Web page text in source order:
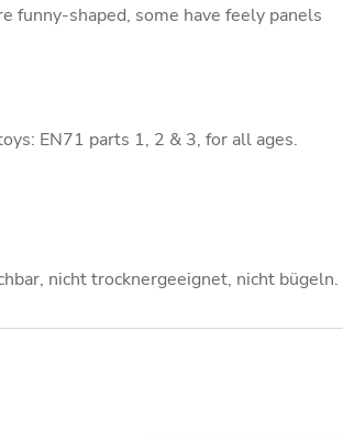
funny-shaped, some have feely panels
EN71 parts 1, 2 & 3, for all ages.
nicht trocknergeeignet, nicht bügeln.